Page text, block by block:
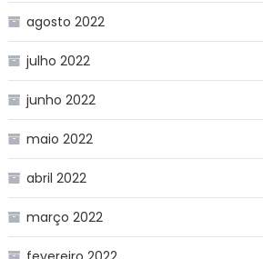
agosto 2022
julho 2022
junho 2022
maio 2022
abril 2022
março 2022